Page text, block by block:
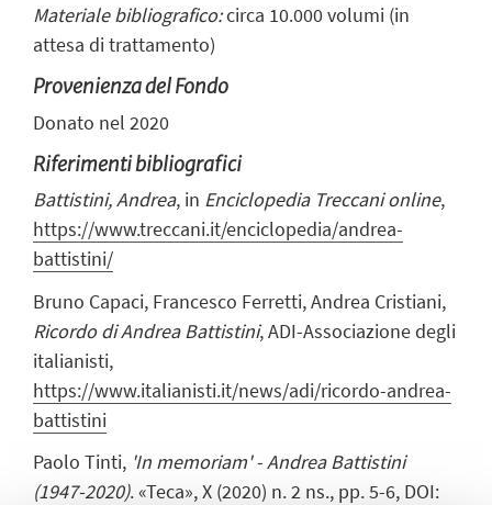
Materiale bibliografico:circa 10.000 volumi (in
attesa di trattamento)
Provenienza del Fondo
Donato nel 2020
Riferimenti bibliografici
Battistini, Andrea, in Enciclopedia Treccani online,
https://www.treccani.it/enciclopedia/andrea-
battistini/
Bruno Capaci, Francesco Ferretti, Andrea Cristiani,
Ricordo di Andrea Battistini, ADI-Associazione degli
italianisti,
https://www.italianisti.it/news/adi/ricordo-andrea-
battistini
Paolo Tinti, 'In memoriam' - Andrea Battistini
(1947-2020). «Teca», X (2020) n. 2 ns., pp. 5-6, DOI: